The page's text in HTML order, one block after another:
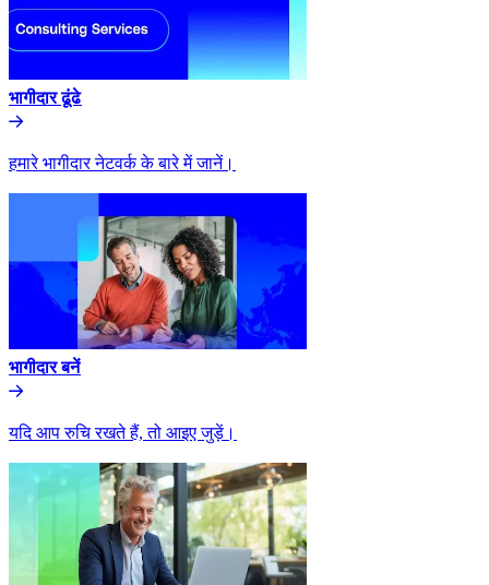
भागीदार ढूंढे​​
हमारे भागीदार नेटवर्क के बारे में जानें।​​
भागीदार बनें​​
यदि आप रुचि रखते हैं, तो आइए जुड़ें।​​